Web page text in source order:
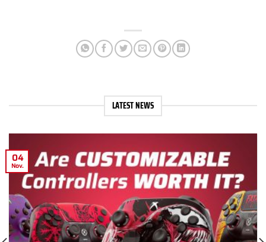
LATEST NEWS
04
Nov.